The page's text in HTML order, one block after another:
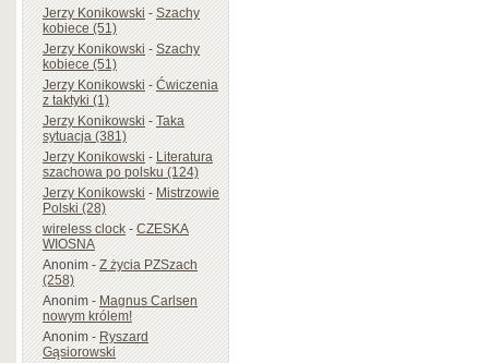
Jerzy Konikowski-Szachy
kobiece (51)
Jerzy Konikowski-Szachy
kobiece (51)
Jerzy Konikowski-Ćwiczenia
z taktyki (1)
Jerzy Konikowski-Taka
sytuacja (381)
Jerzy Konikowski-Literatura
szachowa po polsku (124)
Jerzy Konikowski-Mistrzowie
Polski (28)
wireless clock-CZESKA
WIOSNA
Anonim-Z życia PZSzach
(258)
Anonim-Magnus Carlsen
nowym królem!
Anonim-Ryszard
Gąsiorowski